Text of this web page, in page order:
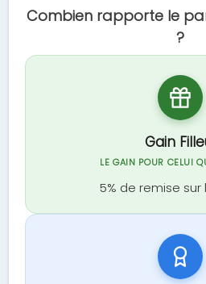
Combien rapporte le
?
Gain
LE GAIN POUR CELUI
5% de remise